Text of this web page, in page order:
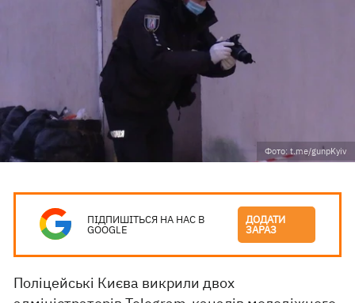
Фото: t.me/gunpKyiv
ПІДПИШІТЬСЯ НА НАС В
GOOGLE
ДОДАТИ
ЗАРАЗ
Поліцейські Києва викрили двох